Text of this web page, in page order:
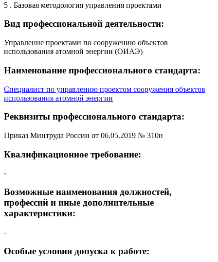
5 . Базовая методология управления проектами
Вид профессиональной деятельности:
Управление проектами по сооружению объектов
использования атомной энергии (ОИАЭ)
Наименование профессионального стандарта:
Специалист по управлению проектом сооружения объектов
использования атомной энергии
Реквизиты профессионального стандарта:
Приказ Минтруда России от 06.05.2019 № 310н
Квалификационное требование:
-
Возможные наименования должностей,
профессий и иные дополнительные
характеристики:
-
Особые условия допуска к работе: